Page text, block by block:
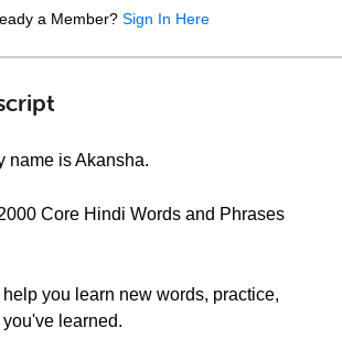
a Member? Sign In Here
name is Akansha.
Core Hindi Words and Phrases
you learn new words, practice,
learned.